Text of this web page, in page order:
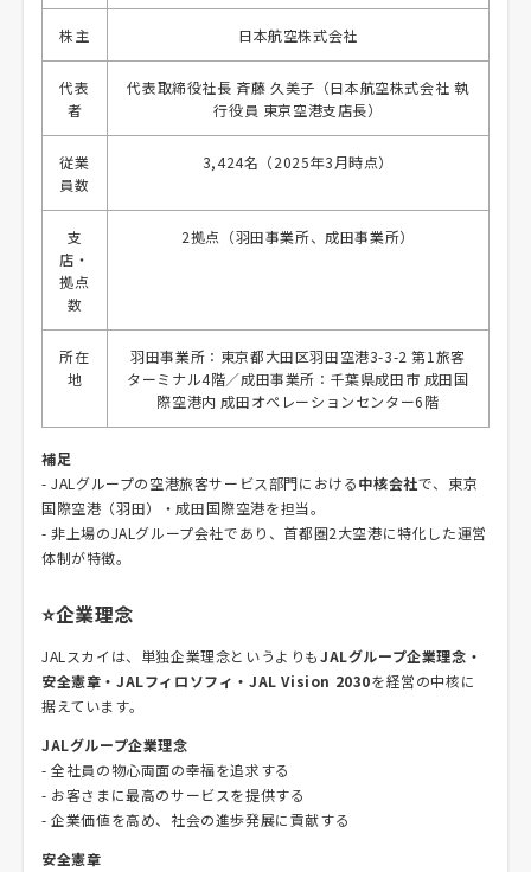
株主 日本航空株式会社
代表
者
代表取締役社長 斉藤 久美子（日本航空株式会社 執
行役員 東京空港支店長）
従業
員数
3,424名（2025年3月時点）
支
店・
拠点
数
2拠点（羽田事業所、成田事業所）
所在
地
羽田事業所：東京都大田区羽田空港3-3-2 第1旅客
ターミナル4階／成田事業所：千葉県成田市 成田国
際空港内 成田オペレーションセンター6階
補足
- JALグループの空港旅客サービス部門における中核会社で、東京
国際空港（羽田）・成田国際空港を担当。
- 非上場のJALグループ会社であり、首都圏2大空港に特化した運営
体制が特徴。
⭐企業理念
JALスカイは、単独企業理念というよりもJALグループ企業理念・
安全憲章・JALフィロソフィ・JAL Vision 2030を経営の中核に
据えています。
JALグループ企業理念
- 全社員の物心両面の幸福を追求する
- お客さまに最高のサービスを提供する
- 企業価値を高め、社会の進歩発展に貢献する
安全憲章